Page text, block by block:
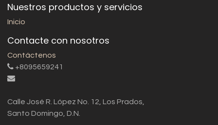
Nuestros productos y servicios
Inicio
Contacte con nosotros
Contáctenos
+8095659241
Calle José R. López No. 12, Los Prados,
Santo Domingo, D.N.